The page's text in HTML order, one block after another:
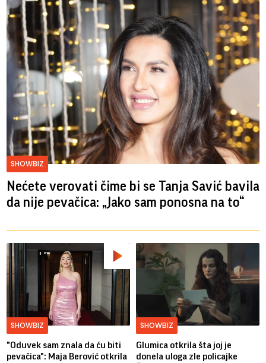
SHOWBIZ
Nećete verovati čime bi se Tanja Savić bavila
da nije pevačica: „Jako sam ponosna na to“
SHOWBIZ
"Oduvek sam znala da ću biti
pevačica": Maja Berović otkrila
SHOWBIZ
Glumica otkrila šta joj je
donela uloga zle policajke